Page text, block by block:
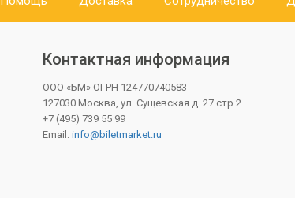
Контактная информация
ООО «БМ» ОГРН 124770740583
127030 Москва, ул. Сущевская д. 27 стр.2
+7 (495) 739 55 99
Email: info@biletmarket.ru